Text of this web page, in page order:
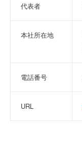
代表者
本社所在地
電話番号
URL